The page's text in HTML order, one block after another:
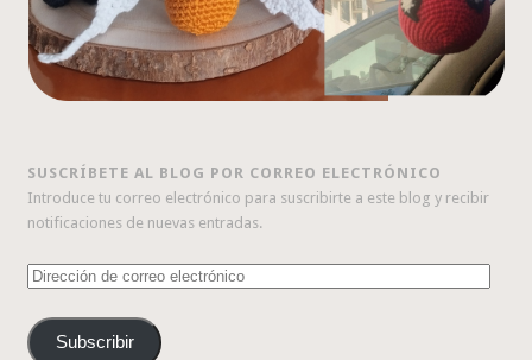
SUSCRÍBETE AL BLOG POR CORREO ELECTRÓNICO
Introduce tu correo electrónico para suscribirte a este blog y recibir
notificaciones de nuevas entradas.
Dirección
correo
electrónico
Subscribir